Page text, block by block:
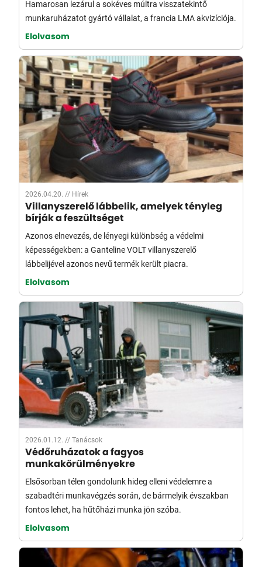
munkaruházatot gyártó vállalat, a francia LMA akvizíciója.
2026.04.20. //Hírek
Villanyszerelő lábbelik, amelyek tényleg
bírják a feszültséget
Azonos elnevezés, de lényegi különbség a védelmi
képességekben: a Ganteline VOLT villanyszerelő
lábbelijével azonos nevű termék került piacra.
Elolvasom
2026.01.12. //Tanácsok
Védőruházatok a fagyos
munkakörülményekre
Elsősorban télen gondolunk hideg elleni védelemre a
szabadtéri munkavégzés során, de bármelyik évszakban
fontos lehet, ha hűtőházi munka jön szóba.
Elolvasom